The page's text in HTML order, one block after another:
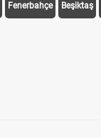
Fenerbahçe Beşiktaş